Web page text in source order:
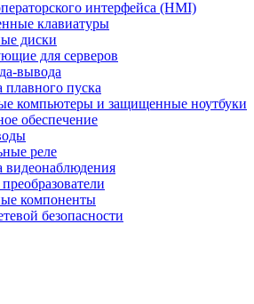
интерфейса (HMI)
клавиатуры
диски
для серверов
вывода
плавного пуска
компьютеры и защищенные ноутбуки
обеспечение
реле
видеонаблюдения
компоненты
безопасности